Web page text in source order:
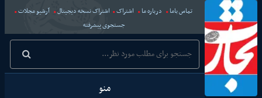
تماس باما درباره ما اشتراک اشتراک نسخه دیجیتال
آرشیو مجلات
جستجوی پیشرفته
منو